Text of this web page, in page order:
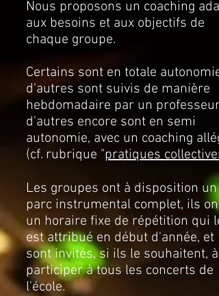
Nous proposons un coaching
aux besoins et aux objectifs de
chaque groupe.
Certains sont en totale autonomie,
d'autres sont suivis de manière
hebdomadaire par un professeur,
d'autres encore sont en semi
autonomie, avec un coaching
(cf. rubrique "pratiques collectives
Les groupes ont à disposition un
parc instrumental complet, ils ont
un horaire fixe de répétition qui
est attribué en début d'année, et
sont invités, si ils le souhaitent, à
participer à tous les concerts de
l'école.